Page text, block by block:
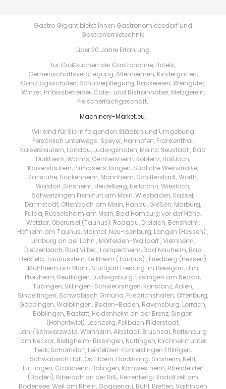
Gastro Gigant bietet Ihnen Gastronomiebedarf und
Gastronomietechnik
über 30 Jahre Erfahrung
für Großküchen der Gastronomie, Hotels,
Gemeinschaftsverpflegung, Altenheimen, Kindergärten,
Ganztagsschulen, Schulverpflegung, Bäckereien, Weingüter,
Winzer, Imbissbetreiber, Cafe- und Bistroinhaber, Metzgerein,
Fleischerfachgeschäft.
Machinery-Market.eu.
Wir sind für Sie in folgenden Städten und Umgebung
Persönlich unterwegs: Speyer, Hanhofen, Frankenthal,
Kaiserslautern, Landau, Ludwigshafen, Mainz, Neustadt , Bad
Dürkheim, Worms, Germersheim, Koblenz, Haßloch,
Kaiserslautern, Pirmasens, Bingen, Südliche Weinstraße,
Karlsruhe, Hockenheim, Mannheim, Schifferstadt, Wörth,
Waldorf ,Sinsheim, Heidelberg, Heilbronn, Wiesloch,
Schwetzingen Frankfurt am Main, Wiesbaden, Kassel,
Darmstadt, Offenbach am Main, Hanau, Gießen, Marburg,
Fulda, Rüsselsheim am Main, Bad Homburg vor der Höhe,
Wetzlar, Oberursel (Taunus), Rodgau, Dreieich, Bensheim,
Hofheim am Taunus, Maintal, Neu-Isenburg, Langen (Hessen) ,
Limburg an der Lahn , Mörfelden-Walldorf , Viernheim,
Dietzenbach, Bad Vilbel , Lampertheim, Bad Nauheim, Bad
Hersfeld, Taunusstein, Kelkheim (Taunus) , Friedberg (Hessen)
,Mühlheim am Main , Stuttgart Freiburg im Breisgau, Ulm,
Pforzheim, Reutlingen, Ludwigsburg, Esslingen am Neckar,
Tübingen, Villingen-Schwenningen, Konstanz, Aalen,
Sindelfingen, Schwäbisch Gmünd, Friedrichshafen, Offenburg,
Göppingen, Waiblingen, Baden-Baden, Ravensburg, Lörrach,
Böblingen, Rastatt, Heidenheim an der Brenz, Singen
(Hohentwiel), Leonberg, Fellbach Filderstadt,
Lahr/Schwarzwald, Weinheim, Albstadt, Bruchsal, Rottenburg
am Neckar, Bietigheim-Bissingen, Nürtingen, Kirchheim unter
Teck, Schorndorf, Leinfelden-Echterdingen Ettlingen,
Schwäbisch Hall, Ostfildern, Backnang, Sinsheim, Kehl,
Tuttlingen, Crailsheim, Balingen, Kornwestheim, Rheinfelden
(Baden), Biberach an der Riß, Herrenberg, Radolfzell am
Bodensee, Weil am Rhein, Gaggenau, Bühl, Bretten, Vaihingen